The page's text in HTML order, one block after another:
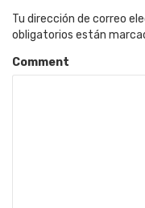
Tu dirección de correo
obligatorios están
Comment